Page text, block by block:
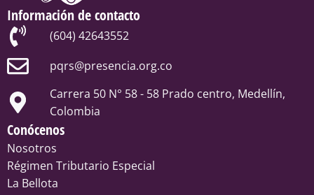
Información de contacto
(604) 42643552
pqrs@presencia.org.co
Carrera 50 N° 58 - 58 Prado centro, Medellín,
Colombia
Conócenos
Nosotros
Régimen Tributario Especial
La Bellota